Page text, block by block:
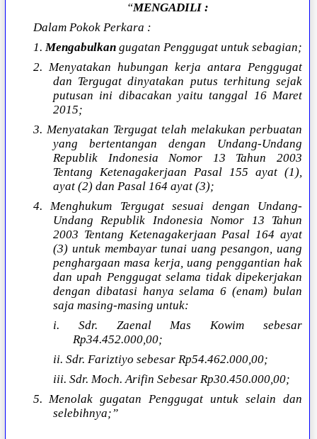
“MENGADILI :
Dalam Pokok Perkara :
1.Mengabulkangugatan Penggugat untuk sebagian;
2. Menyatakan hubungan kerja antara Penggugat
dan Tergugat dinyatakan putus terhitung sejak
putusan ini dibacakan yaitu tanggal 16 Maret
2015;
3. Menyatakan Tergugat telah melakukan perbuatan
yang bertentangan dengan Undang-Undang
Republik Indonesia Nomor 13 Tahun 2003
Tentang Ketenagakerjaan Pasal 155 ayat (1),
ayat (2) dan Pasal 164 ayat (3);
4. Menghukum Tergugat sesuai dengan Undang-
Undang Republik Indonesia Nomor 13 Tahun
2003 Tentang Ketenagakerjaan Pasal 164 ayat
(3) untuk membayar tunai uang pesangon, uang
penghargaan masa kerja, uang penggantian hak
dan upah Penggugat selama tidak dipekerjakan
dengan dibatasi hanya selama 6 (enam) bulan
saja masing-masing untuk:
i. Sdr. Zaenal Mas Kowim sebesar
Rp34.452.000,00;
ii. Sdr. Fariztiyo sebesar Rp54.462.000,00;
iii. Sdr. Moch. Arifin Sebesar Rp30.450.000,00;
5. Menolak gugatan Penggugat untuk selain dan
selebihnya;”